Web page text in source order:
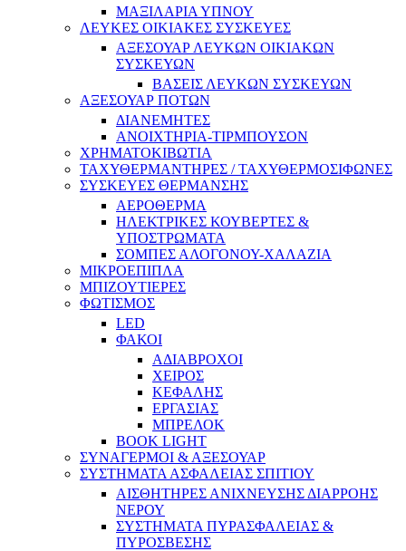
ΜΑΞΙΛΑΡΙΑ ΥΠΝΟΥ
ΛΕΥΚΕΣ ΟΙΚΙΑΚΕΣ ΣΥΣΚΕΥΕΣ
ΑΞΕΣΟΥΑΡ ΛΕΥΚΩΝ ΟΙΚΙΑΚΩΝ
ΣΥΣΚΕΥΩΝ
ΒΑΣΕΙΣ ΛΕΥΚΩΝ ΣΥΣΚΕΥΩΝ
ΑΞΕΣΟΥΑΡ ΠΟΤΩΝ
ΔΙΑΝΕΜΗΤΕΣ
ΑΝΟΙΧΤΗΡΙΑ-ΤΙΡΜΠΟΥΣΟΝ
ΧΡΗΜΑΤΟΚΙΒΩΤΙΑ
ΤΑΧΥΘΕΡΜΑΝΤΗΡΕΣ / ΤΑΧΥΘΕΡΜΟΣΙΦΩΝΕΣ
ΣΥΣΚΕΥΕΣ ΘΕΡΜΑΝΣΗΣ
ΑΕΡΟΘΕΡΜΑ
ΗΛΕΚΤΡΙΚΕΣ ΚΟΥΒΕΡΤΕΣ &
ΥΠΟΣΤΡΩΜΑΤΑ
ΣΟΜΠΕΣ ΑΛΟΓΟΝΟΥ-ΧΑΛΑΖΙΑ
ΜΙΚΡΟΕΠΙΠΛΑ
ΜΠΙΖΟΥΤΙΕΡΕΣ
ΦΩΤΙΣΜΟΣ
LED
ΦΑΚΟΙ
ΑΔΙΑΒΡΟΧΟΙ
ΧΕΙΡΟΣ
ΚΕΦΑΛΗΣ
ΕΡΓΑΣΙΑΣ
ΜΠΡΕΛΟΚ
BOOK LIGHT
ΣΥΝΑΓΕΡΜΟΙ & ΑΞΕΣΟΥΑΡ
ΣΥΣΤΗΜΑΤΑ ΑΣΦΑΛΕΙΑΣ ΣΠΙΤΙΟΥ
ΑΙΣΘΗΤΗΡΕΣ ΑΝΙΧΝΕΥΣΗΣ ΔΙΑΡΡΟΗΣ
ΝΕΡΟΥ
ΣΥΣΤΗΜΑΤΑ ΠΥΡΑΣΦΑΛΕΙΑΣ &
ΠΥΡΟΣΒΕΣΗΣ